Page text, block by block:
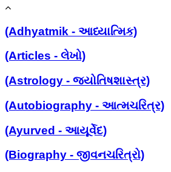
(Adhyatmik - આધ્યાત્મિક)
(Articles - લેખો)
(Astrology - જ્યોતિષશાસ્ત્ર)
(Autobiography - આત્મચરિત્ર)
(Ayurved - આયૂર્વેદ)
(Biography - જીવનચરિત્રો)